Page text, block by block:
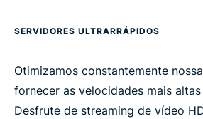
SERVIDORES ULTRARRÁPIDOS
Otimizamos constantemente
fornecer as velocidades mais
Desfrute de streaming de vídeo